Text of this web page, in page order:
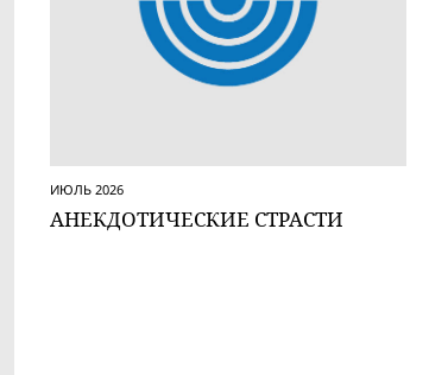
ИЮЛЬ 2026
АНЕКДОТИЧЕСКИЕ СТРАСТИ